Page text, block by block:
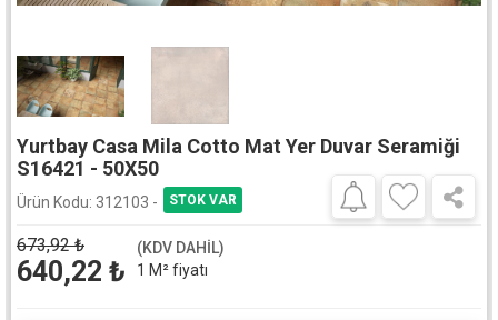
Yurtbay Casa Mila Cotto Mat Yer Duvar Seramiği
S16421 - 50X50
Ürün Kodu: 312103 -
673,92₺
640,22 ₺
(KDV DAHİL)
1 M² fiyatı